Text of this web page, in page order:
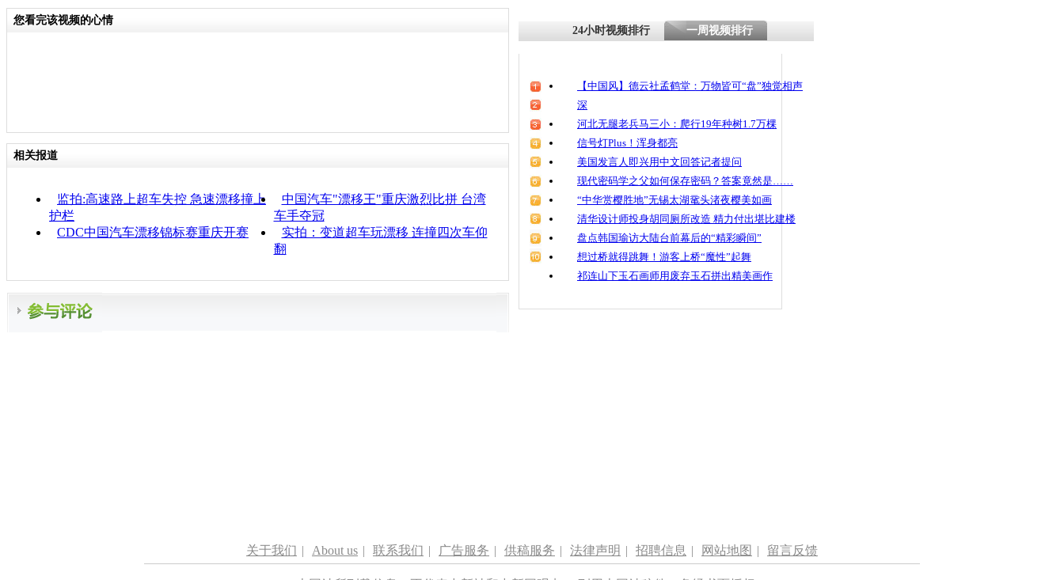
您看完该视频的心情
相关报道
监拍:高速路上超车失控 急速漂移撞上
护栏
中国汽车"漂移王"重庆激烈比拼 台湾
车手夺冠
CDC中国汽车漂移锦标赛重庆开赛
实拍：变道超车玩漂移 连撞四次车仰
翻
24小时视频排行 一周视频排行
【中国风】德云社孟鹤堂：万物皆可“盘”独觉相声
深
河北无腿老兵马三小：爬行19年种树1.7万棵
信号灯Plus！浑身都亮
美国发言人即兴用中文回答记者提问
现代密码学之父如何保存密码？答案竟然是……
“中华赏樱胜地”无锡太湖鼋头渚夜樱美如画
清华设计师投身胡同厕所改造 精力付出堪比建楼
盘点韩国瑜访大陆台前幕后的“精彩瞬间”
想过桥就得跳舞！游客上桥“魔性”起舞
祁连山下玉石画师用废弃玉石拼出精美画作
关于我们 | About us | 联系我们 | 广告服务 | 供稿服务 | 法律声明 | 招聘信息 | 网站地图 | 留言反馈